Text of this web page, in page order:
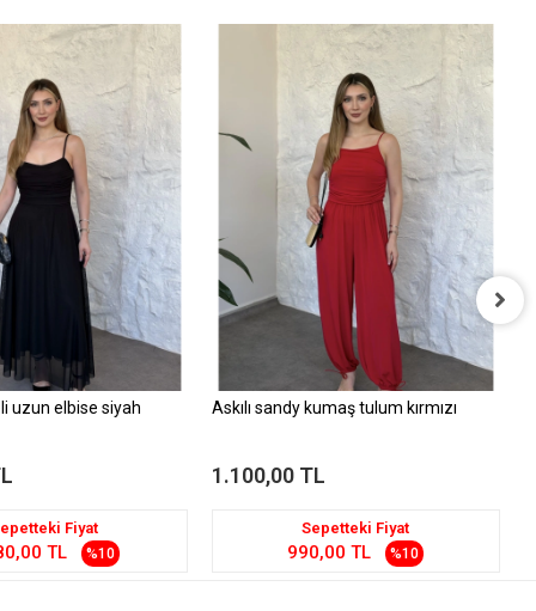
uzun elbise siyah
Fiyat
TL %10
Askılı sandy kumaş tulum kırmızı
1.100,00 TL
Sepetteki Fiyat
990,00 TL %10